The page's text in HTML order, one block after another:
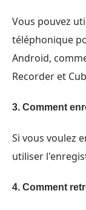
Vous pouvez
téléphonique
Android,
Recorder et
3. Comment
Si vous voulez
utiliser
4. Comment